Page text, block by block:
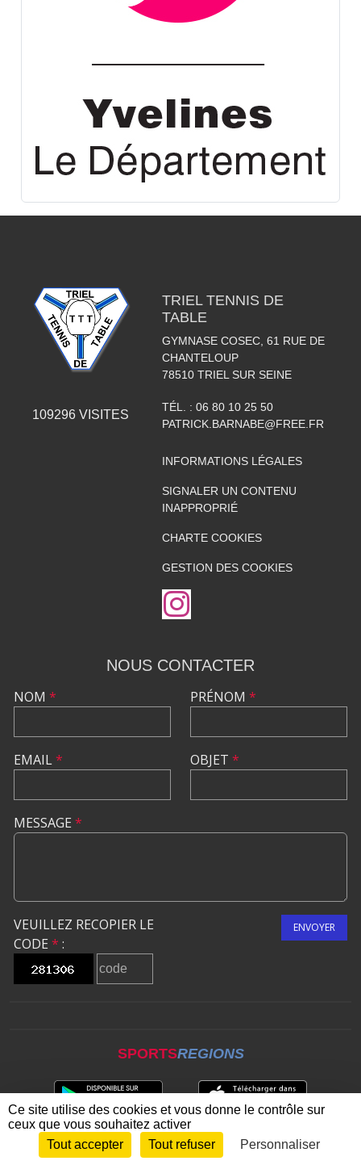
109296 VISITES
TRIEL TENNIS DE
TABLE
GYMNASE COSEC, 61 RUE DE
CHANTELOUP
78510 TRIEL SUR SEINE
TÉL. : 06 80 10 25 50
PATRICK.BARNABE@FREE.FR
INFORMATIONS LÉGALES
SIGNALER UN CONTENU
INAPPROPRIÉ
CHARTE COOKIES
GESTION DES COOKIES
NOUS CONTACTER
NOM *
EMAIL*
PRÉNOM *
OBJET *
MESSAGE *
VEUILLEZ RECOPIER LE
CODE * :
ENVOYER
SPORTSREGIONS
Envie de participer ? CONNEXION
Ce site utilise des cookies et vous donne le contrôle sur
ceux que vous souhaitez activer
Tout accepter
Tout refuser Personnaliser